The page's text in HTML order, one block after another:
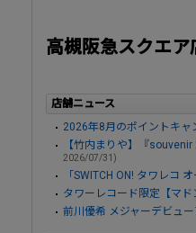
高槻阪急スクエア
店舗ニュース
2026年8月のポイントキ
【竹内まりや】『
2026/07/31)
「SWITCH ON! タワレコ
タワーレコード限定【マ
前川優希 メジャーデビュ